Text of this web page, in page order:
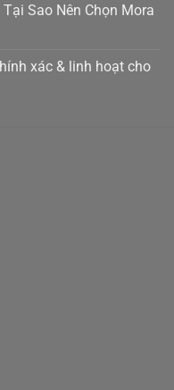
Sao Nên Chọn Mora
xác & linh hoạt cho